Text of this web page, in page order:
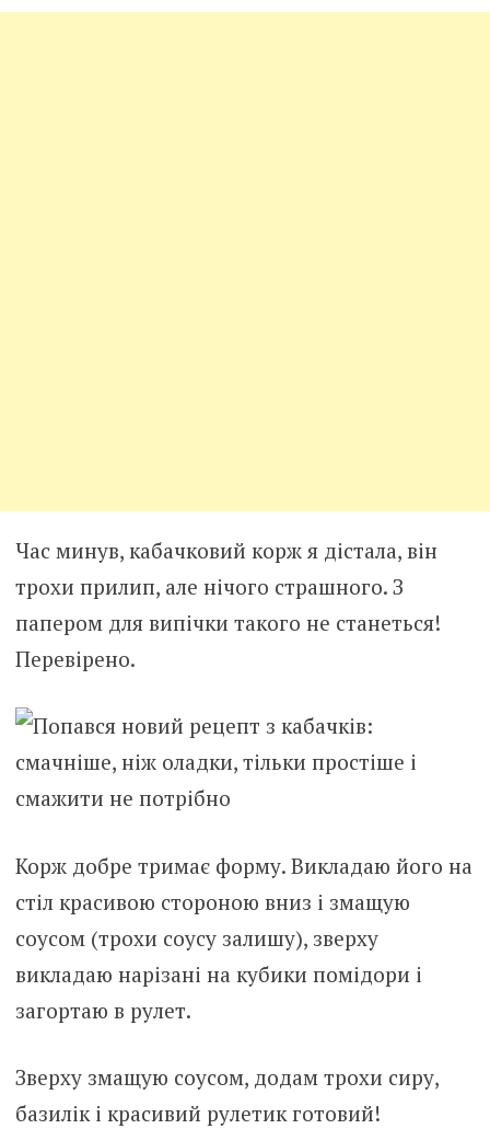
Час минув, кабачковий корж я дістала, він
трохи прилип, але нічого страшного. З
папером для випічки такого не станеться!
Перевірено.
Корж добре тримає форму. Викладаю його на
стіл красивою стороною вниз і змащую
соусом (трохи соусу залишу), зверху
викладаю нарізані на кубики помідори і
загортаю в рулет.
Зверху змащую соусом, додам трохи сиру,
базилік і красивий рулетик готовий!